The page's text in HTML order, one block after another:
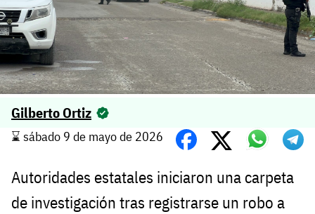
Gilberto Ortiz
⌛️ sábado 9 de mayo de 2026
Autoridades estatales iniciaron una carpeta
de investigación tras registrarse un robo a